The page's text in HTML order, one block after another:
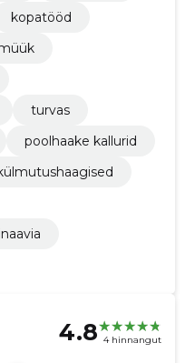
kopatööd
turvas
poolhaake kallurid
4.8 4 hinnangut